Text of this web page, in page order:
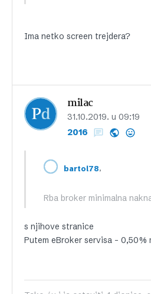
Ima netko screen trejdera?
milac
31.10.2019. u 09:19
2016
bartol78,
Rba broker minimalna
s njihove stranice
Putem eBroker servisa – 0,50%